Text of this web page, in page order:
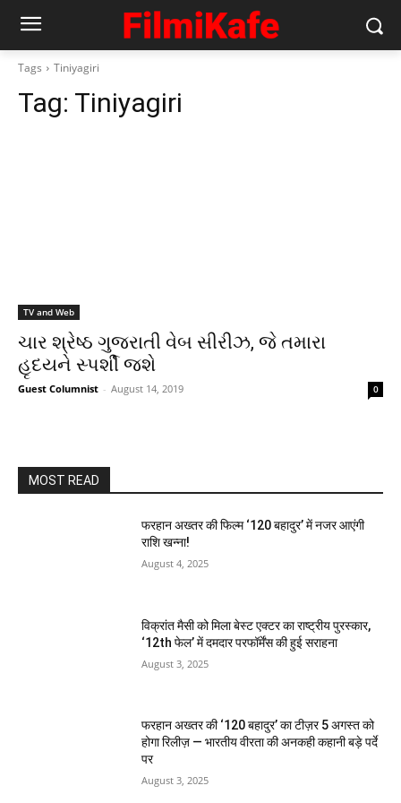
Tags Tiniyagiri
Tag: Tiniyagiri
TV and Web
ચાર શ્રેષ્ઠ ગુજરાતી વેબ સીરીઝ, જે તમારા
હૃદયને સ્પર્શી જશે
Guest Columnist - August 14, 2019 0
MOST READ
फरहान अख्तर की फिल्म ‘120 बहादुर’ में नजर आएंगी
राशि खन्ना!
August 4, 2025
विक्रांत मैसी को मिला बेस्ट एक्टर का राष्ट्रीय पुरस्कार,
‘12th फेल’ में दमदार परफॉर्मेंस की हुई सराहना
August 3, 2025
फरहान अख्तर की ‘120 बहादुर’ का टीज़र 5 अगस्त को
होगा रिलीज़ — भारतीय वीरता की अनकही कहानी बड़े पर्दे
पर
August 3, 2025